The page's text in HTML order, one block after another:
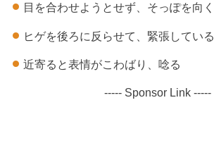
目を合わせようとせず、そっぽを向く
ヒゲを後ろに反らせて、緊張している
近寄ると表情がこわばり、唸る
----- Sponsor Link -----